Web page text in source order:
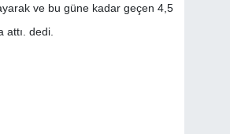
ve bu güne kadar geçen 4,5
attı. dedi.